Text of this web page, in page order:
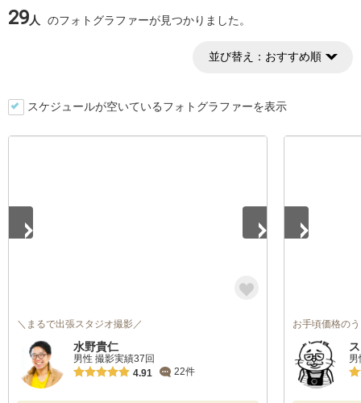
29人 のフォトグラファーが見つかりました。
並び替え： おすすめ順
スケジュールが空いているフォトグラファーを表示
＼まるで出張スタジオ撮影／
水野貴仁
男性 撮影実績37回
4.91
22件
お手頃価格の